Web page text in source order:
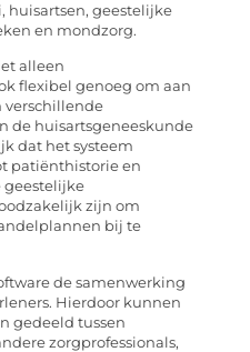
huisartsen, geestelijke
en mondzorg.
alleen
flexibel genoeg om aan
verschillende
de huisartsgeneeskunde
dat het systeem
patiënthistorie en
geestelijke
zijn om
bij te
de samenwerking
Hierdoor kunnen
gedeeld tussen
zorgprofessionals,